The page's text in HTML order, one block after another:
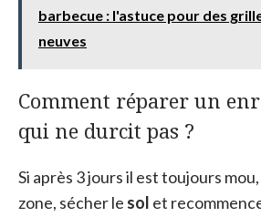
barbecue : l'astuce pour des
neuves
Comment réparer un
qui ne durcit pas ?
Si après 3 jours il est toujours
zone, sécher le sol et